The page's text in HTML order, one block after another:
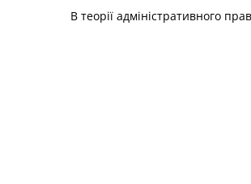
В теорії адміністративного